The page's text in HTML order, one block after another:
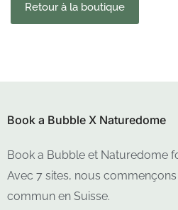
Retour à la boutique
Book a Bubble X Naturedome
Book a Bubble et Naturedome
Avec 7 sites, nous
commun en Suisse.